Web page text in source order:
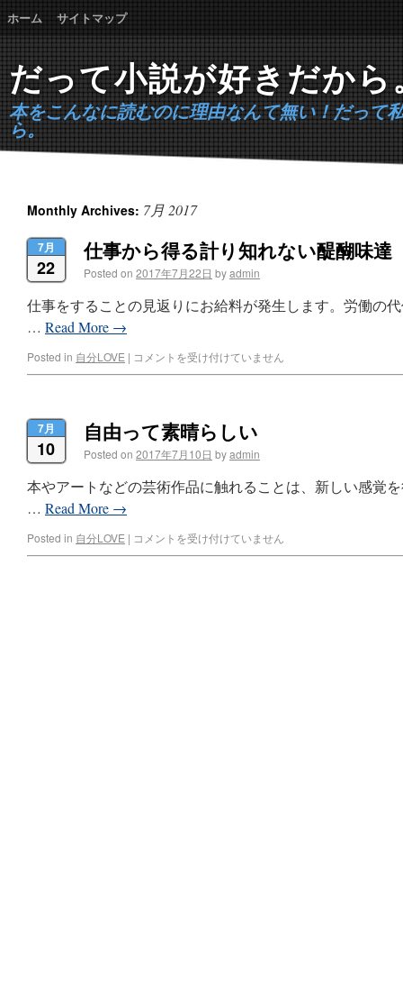
ホーム サイトマップ
だって小説が好きだから
本をこんなに読むのに理由なんて無い！だって
ら。
Monthly Archives: 7月 2017
7月
22
仕事から得る計り知れない醍醐味達
Posted on 2017年7月22日 byadmin
仕事をすることの見返りにお給料が発生します。労働の
… Read More →
Posted in 自分LOVE | コメントを受け付けていません
7月
10
自由って素晴らしい
Posted on 2017年7月10日 byadmin
本やアートなどの芸術作品に触れることは、新しい感覚
… Read More →
Posted in 自分LOVE | コメントを受け付けていません